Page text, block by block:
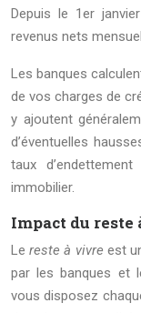
Depuis le 1er
revenus nets
Les banques
de vos charges de
y ajoutent
d’éventuelles
taux
immobilier.
Impact du
Lereste à vivre est
par les banques et
vous disposez